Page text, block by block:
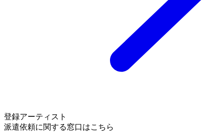
登録アーティスト
派遣依頼に関する窓口はこちら